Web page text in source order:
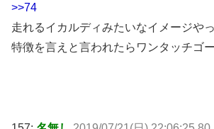
>>74
走れるイカルディみたいなイメージや
特徴を言えと言われたらワンタッチゴ